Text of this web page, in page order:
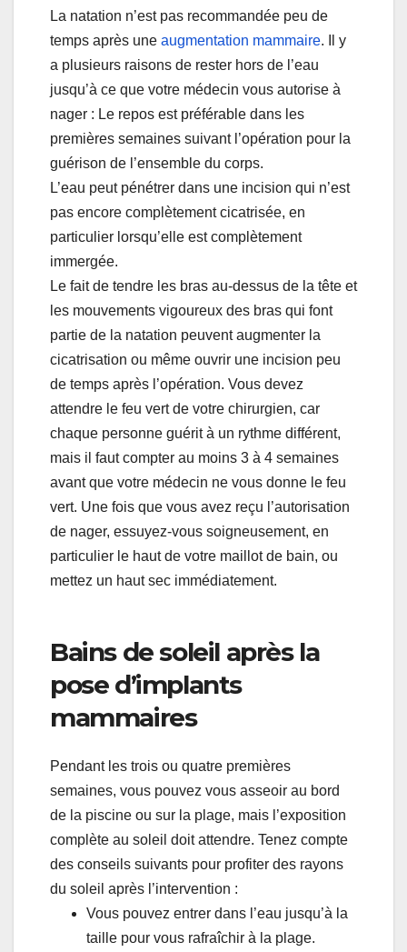
La natation n’est pas recommandée peu de
temps après une augmentation mammaire. Il y
a plusieurs raisons de rester hors de l’eau
jusqu’à ce que votre médecin vous autorise à
nager : Le repos est préférable dans les
premières semaines suivant l’opération pour la
guérison de l’ensemble du corps.
L’eau peut pénétrer dans une incision qui n’est
pas encore complètement cicatrisée, en
particulier lorsqu’elle est complètement
immergée.
Le fait de tendre les bras au-dessus de la tête et
les mouvements vigoureux des bras qui font
partie de la natation peuvent augmenter la
cicatrisation ou même ouvrir une incision peu
de temps après l’opération. Vous devez
attendre le feu vert de votre chirurgien, car
chaque personne guérit à un rythme différent,
mais il faut compter au moins 3 à 4 semaines
avant que votre médecin ne vous donne le feu
vert. Une fois que vous avez reçu l’autorisation
de nager, essuyez-vous soigneusement, en
particulier le haut de votre maillot de bain, ou
mettez un haut sec immédiatement.
Bains de soleil après la
pose d’implants
mammaires
Pendant les trois ou quatre premières
semaines, vous pouvez vous asseoir au bord
de la piscine ou sur la plage, mais l’exposition
complète au soleil doit attendre. Tenez compte
des conseils suivants pour profiter des rayons
du soleil après l’intervention :
Vous pouvez entrer dans l’eau jusqu’à la
taille pour vous rafraîchir à la plage.